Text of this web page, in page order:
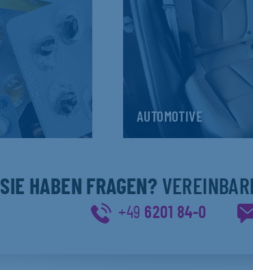
AUTOMOTIVE
SIE HABEN FRAGEN?
+49 6201 84-0